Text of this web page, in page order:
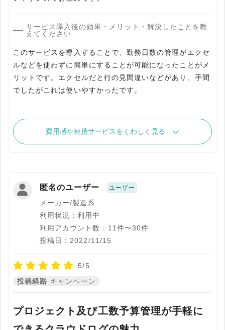
サービス導入後の効果・メリット・解決したことを教
えてください
このサービスを導入することで、勤務日数の管理がエクセ
ルなどを使わずに簡単にすることが可能になったことがメ
リットです。エクセルだと行の見間違いなどがあり、手間
でしたがこれは使いやすかったです。
費用感や連携サービスをくわしく見る
匿名のユーザー ユーザー
メーカー/製造系
利用状況：利用中
利用アカウント数：11件〜30件
投稿日：2022/11/15
5/5
投稿経路 キャンペーン
プロジェクト及び工数予算管理が手軽に